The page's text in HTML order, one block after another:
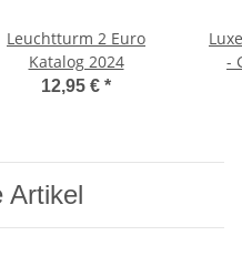
Leuchtturm 2 Euro
Katalog 2024
12,95 € *
-
Artikel